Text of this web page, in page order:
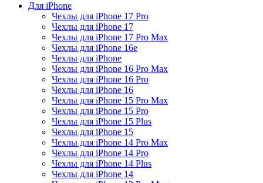
Для iPhone
Чехлы для iPhone 17 Pro
Чехлы для iPhone 17
Чехлы для iPhone 17 Pro Max
Чехлы для iPhone 16e
Чехлы для iPhone
Чехлы для iPhone 16 Pro Max
Чехлы для iPhone 16 Pro
Чехлы для iPhone 16
Чехлы для iPhone 15 Pro Max
Чехлы для iPhone 15 Pro
Чехлы для iPhone 15 Plus
Чехлы для iPhone 15
Чехлы для iPhone 14 Pro Max
Чехлы для iPhone 14 Pro
Чехлы для iPhone 14 Plus
Чехлы для iPhone 14